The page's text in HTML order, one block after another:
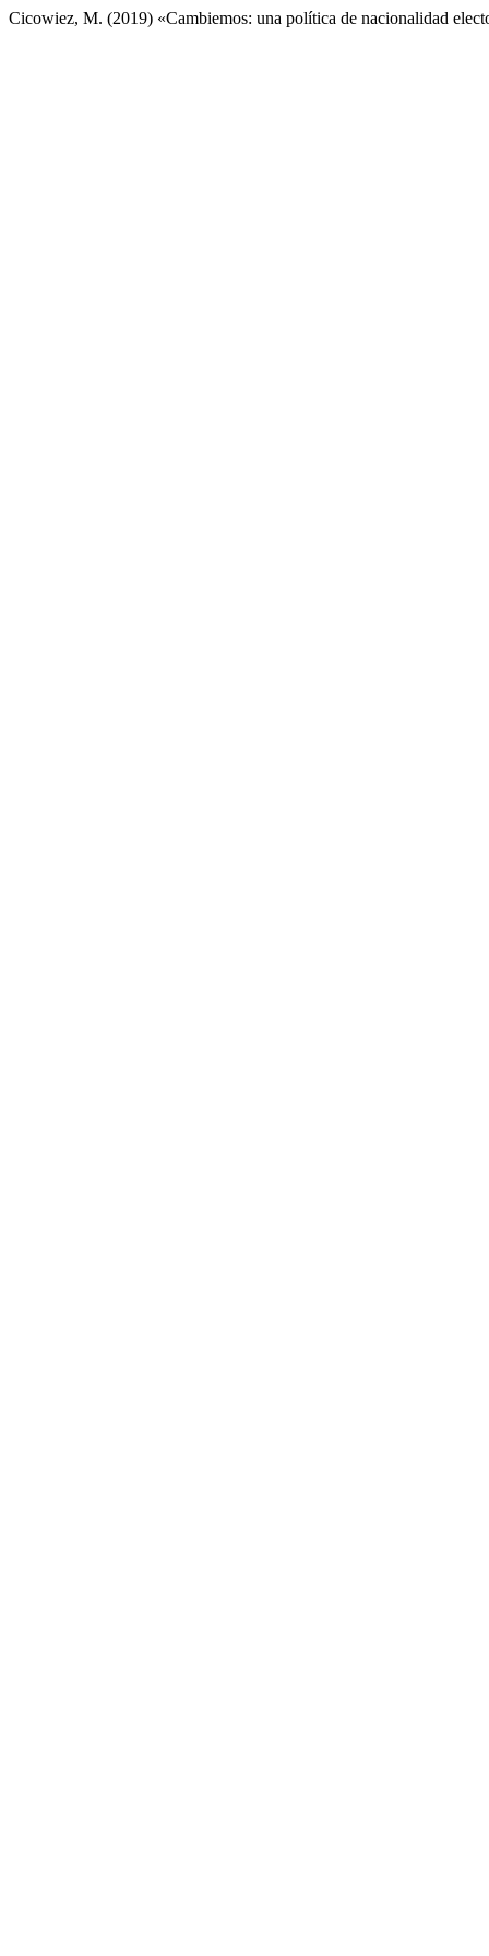
Cicowiez, M. (2019) «Cambiemos: una política de nacionalidad